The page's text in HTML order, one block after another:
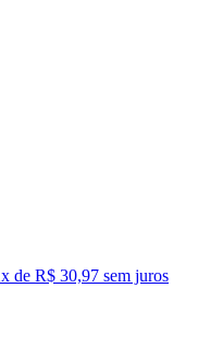
x de R$ 30,97 sem juros